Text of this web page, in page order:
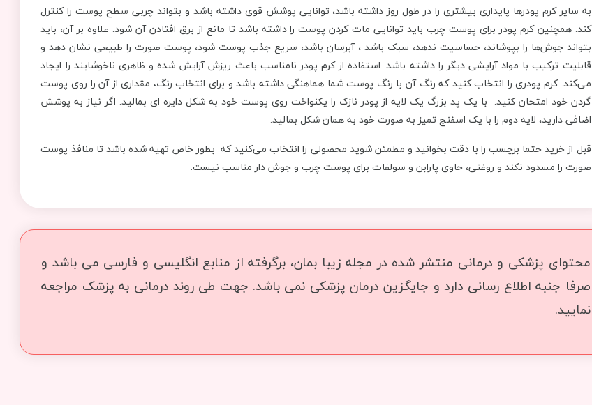
به سایر کرم پودرها پایداری بیشتری را در طول روز داشته باشد، توانایی پوشش قوی داشته باشد و بتواند چربی سطح پوست را کنترل
کند. همچنین کرم پودر برای پوست چرب باید توانایی مات کردن پوست را داشته باشد تا مانع از برق افتادن آن شود. علاوه بر آن، باید
بتواند جوش‌ها را بپوشاند، حساسیت ندهد، سبک باشد ، آبرسان باشد، سریع جذب پوست شود، پوست صورت را طبیعی نشان دهد و
قابلیت ترکیب با مواد آرایشی دیگر را داشته باشد. استفاده از کرم پودر نامناسب باعث ریزش آرایش شده و ظاهری ناخوشایند را ایجاد
می‌کند. کرم پودری را انتخاب کنید که رنگ آن با رنگ پوست شما هماهنگی داشته باشد و برای انتخاب رنگ، مقداری از آن را روی پوست
گردن خود امتحان کنید. با یک پد بزرگ یک لایه از پودر نازک را یکنواخت روی پوست خود به شکل دایره ای بمالید. اگر نیاز به پوشش
اضافی دارید، لایه دوم را با یک اسفنج تمیز به صورت خود به همان شکل بمالید.
قبل از خرید حتما برچسب را با دقت بخوانید و مطمئن شوید محصولی را انتخاب می‌کنید که بطور خاص تهیه شده باشد تا منافذ پوست
صورت را مسدود نکند و روغنی، حاوی پارابن و سولفات برای پوست چرب و جوش دار مناسب نیست.
محتوای پزشکی و درمانی منتشر شده در مجله زیبا بمان، برگرفته از منابع انگلیسی و فارسی می باشد و
صرفا جنبه اطلاع رسانی دارد و جایگزین درمان پزشکی نمی باشد. جهت طی روند درمانی به پزشک مراجعه
نمایید.